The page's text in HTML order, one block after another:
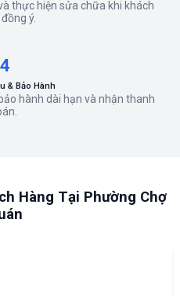
thực hiện sửa chữa khi khách
ý.
4
& Bảo Hành
hành dài hạn và nhận thanh
Hàng Tại Phường Chợ